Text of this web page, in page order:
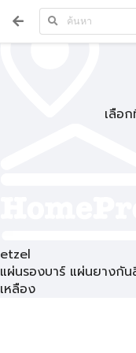
เลือ
etzel
แผ่นรองบาร์ แผ่นยางกั
เหลือง